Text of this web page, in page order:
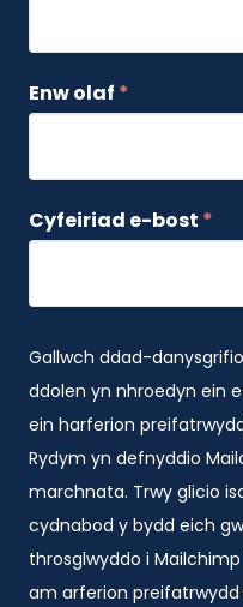
Enw olaf *
Cyfeiriad e-bost *
Gallwch ddad-
ddolen yn nhroedyn ein
ein harferion
Rydym yn defnyddio
marchnata. Trwy glicio
cydnabod y bydd eich
throsglwyddo i
am arferion preifatrwydd